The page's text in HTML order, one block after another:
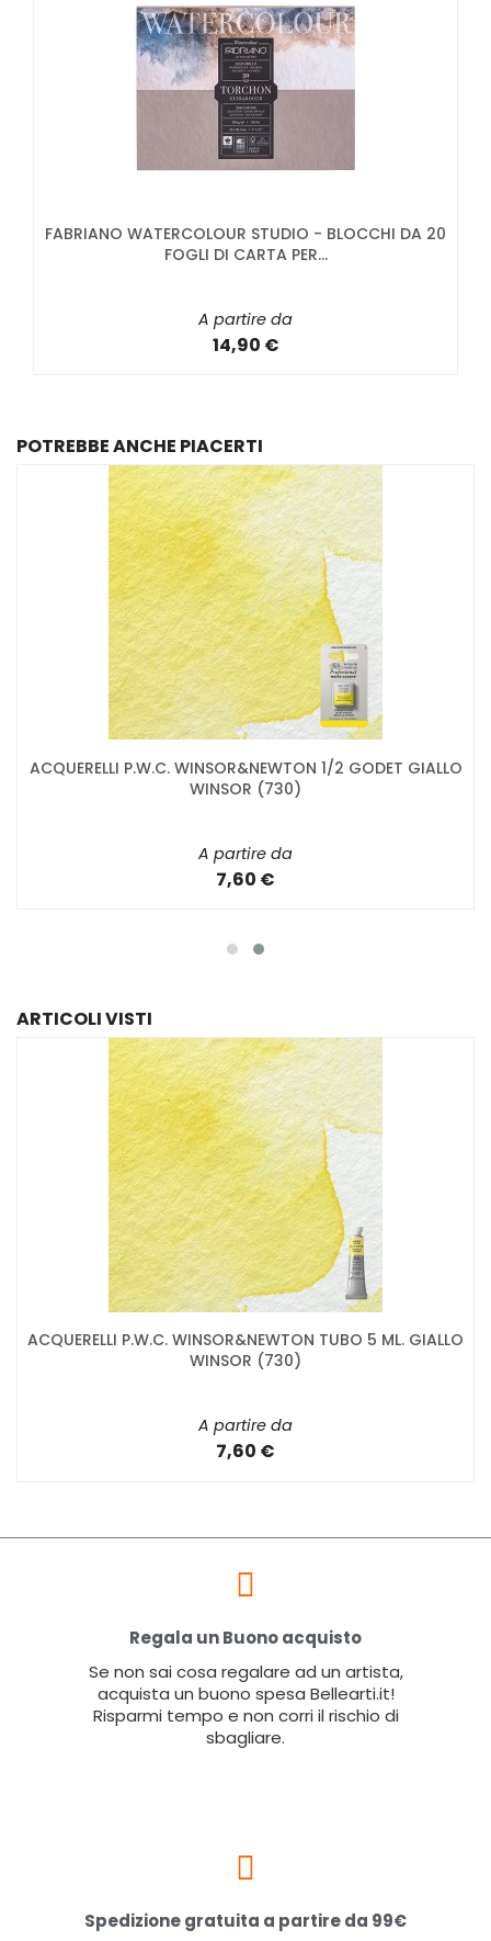
FABRIANO WATERCOLOUR STUDIO - BLOCCHI DA 20
FOGLI DI CARTA PER...
A partire da
14,90 €
POTREBBE ANCHE PIACERTI
ACQUERELLI P.W.C. WINSOR&NEWTON 1/2 GODET GIALLO
WINSOR (730)
A partire da
7,60 €
ARTICOLI VISTI
ACQUERELLI P.W.C. WINSOR&NEWTON TUBO 5 ML. GIALLO
WINSOR (730)
A partire da
7,60 €
Regala un Buono acquisto
Se non sai cosa regalare ad un artista,
acquista un buono spesa Bellearti.it!
Risparmi tempo e non corri il rischio di
sbagliare.
Spedizione gratuita a partire da 99€